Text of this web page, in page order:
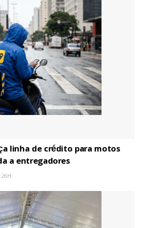
linha de crédito para motos
a entregadores